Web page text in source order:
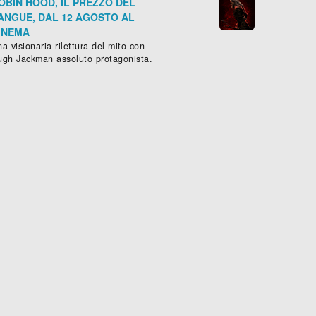
DAL 12 AGOSTO AL
visionaria rilettura del mito con
Jackman assoluto protagonista.